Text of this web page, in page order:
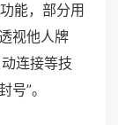
能，部分用
视他人牌
连接等技
”。